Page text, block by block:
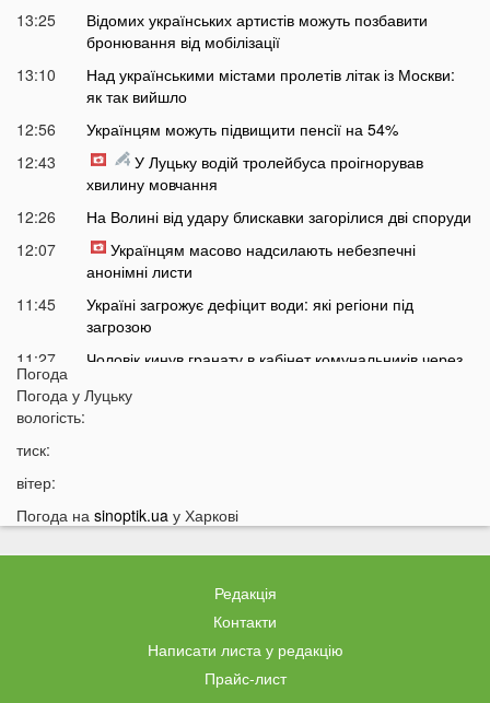
13:25
Відомих українських артистів можуть позбавити
бронювання від мобілізації
13:10
Над українськими містами пролетів літак із Москви:
як так вийшло
12:56
Українцям можуть підвищити пенсії на 54%
12:43
У Луцьку водій тролейбуса проігнорував
хвилину мовчання
12:26
На Волині від удару блискавки загорілися дві споруди
12:07
Українцям масово надсилають небезпечні
анонімні листи
11:45
Україні загрожує дефіцит води: які регіони під
загрозою
11:27
Чоловік кинув гранату в кабінет комунальників через
11:06
10:15
На Волині негода наробила лиха: показали
На Луцьк насувається гроза
Погода
Погода у Луцьку
вологість:
тиск:
вітер:
Погода на sinoptik.ua у Харкові
Редакція
Контакти
Написати листа у редакцію
Прайс-лист